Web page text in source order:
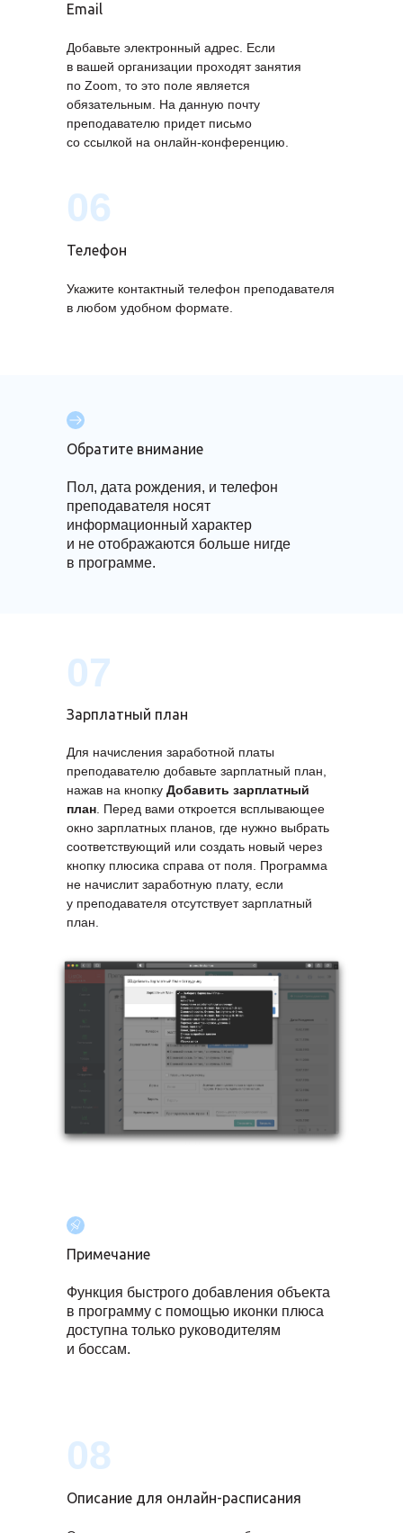
Email
Добавьте электронный адрес. Если
в вашей организации проходят занятия
по Zoom, то это поле является
обязательным. На данную почту
преподавателю придет письмо
со ссылкой на онлайн-конференцию.
Телефон
Укажите контактный телефон преподавателя
в любом удобном формате.
06
Обратите внимание
Пол, дата рождения, и телефон
преподавателя носят
информационный характер
и не отображаются больше нигде
в программе.
Зарплатный план
Для начисления заработной платы
преподавателю добавьте зарплатный план,
нажав на кнопку Добавить зарплатный
план . Перед вами откроется всплывающее
окно зарплатных планов, где нужно выбрать
соответствующий или создать новый через
кнопку плюсика справа от поля. Программа
не начислит заработную плату, если
у преподавателя отсутствует зарплатный
план.
07
Примечание
Функция быстрого добавления объекта
в программу с помощью иконки плюса
доступна только руководителям
и боссам.
Описание для онлайн-расписания
08